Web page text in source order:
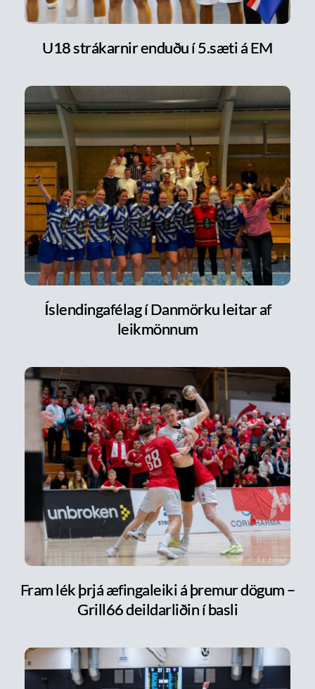
U18 strákarnir enduðu í 5.sæti á EM
Íslendingafélag í Danmörku leitar af
leikmönnum
Fram lék þrjá æfingaleiki á þremur dögum –
Grill66 deildarliðin í basli